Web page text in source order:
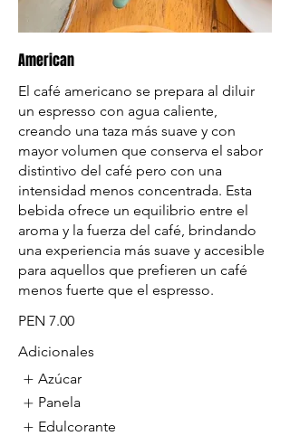
American
El café americano se prepara al diluir
un espresso con agua caliente,
creando una taza más suave y con
mayor volumen que conserva el sabor
distintivo del café pero con una
intensidad menos concentrada. Esta
bebida ofrece un equilibrio entre el
aroma y la fuerza del café, brindando
una experiencia más suave y accesible
para aquellos que prefieren un café
menos fuerte que el espresso.
PEN 7.00
Adicionales
Azúcar
Panela
Edulcorante